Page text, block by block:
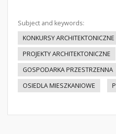
Subject and keywords:
KONKURSY ARCHITEKTONICZNE
PROJEKTY ARCHITEKTONICZNE
GOSPODARKA PRZESTRZENNA
OSIEDLA MIESZKANIOWE